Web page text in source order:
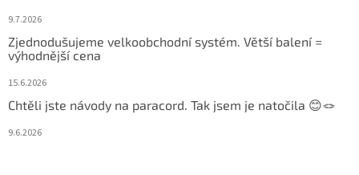
9.7.2026
Zjednodušujeme velkoobchodní systém. Větší balení =
výhodnější cena
15.6.2026
Chtěli jste návody na paracord. Tak jsem je natočila 😊🪢
9.6.2026